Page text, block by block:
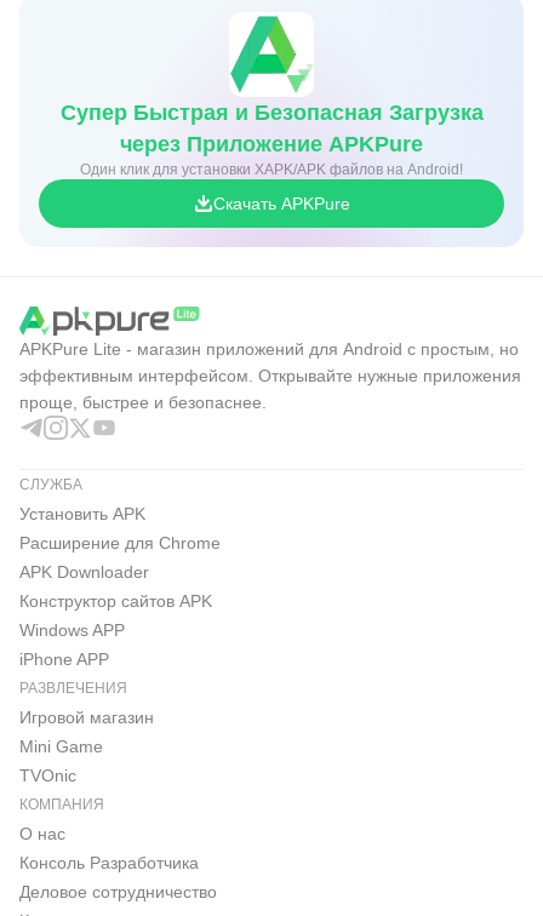
Супер Быстрая и Безопасная Загрузка
через Приложение APKPure
Один клик для установки XAPK/APK файлов на Android!
Скачать APKPure
APKPure Lite - магазин приложений для Android с простым, но
эффективным интерфейсом. Открывайте нужные приложения
проще, быстрее и безопаснее.
СЛУЖБА
Установить APK
Расширение для Chrome
APK Downloader
Конструктор сайтов APK
Windows APP
iPhone APP
РАЗВЛЕЧЕНИЯ
Игровой магазин
Mini Game
TVOnic
КОМПАНИЯ
О нас
Консоль Pазработчика
Деловое сотрудничество